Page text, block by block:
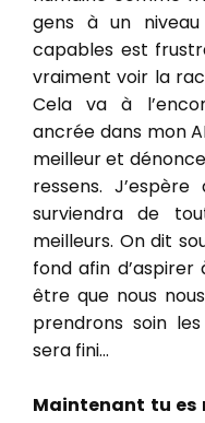
gens à un
capables est
vraiment voir la
Cela va à
ancrée dans mon
meilleur et
ressens.
surviendra de
meilleurs. On dit
fond afin
être que nous
prendrons soin
sera fini…
Maintenant tu es